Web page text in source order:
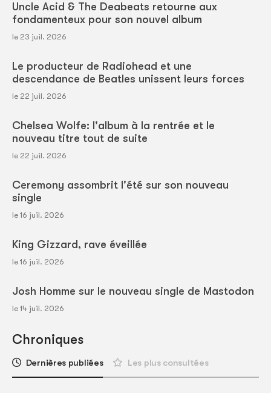
Uncle Acid & The Deabeats retourne aux
fondamenteux pour son nouvel album
le 23 juil. 2026
Le producteur de Radiohead et une
descendance de Beatles unissent leurs forces
le 22 juil. 2026
Chelsea Wolfe: l'album à la rentrée et le
nouveau titre tout de suite
le 22 juil. 2026
Ceremony assombrit l'été sur son nouveau
single
le 16 juil. 2026
King Gizzard, rave éveillée
le 16 juil. 2026
Josh Homme sur le nouveau single de Mastodon
le 14 juil. 2026
Chroniques
Dernières publiées Les plus consultées